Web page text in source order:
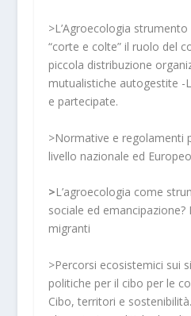
>L’Agroecologia
“corte e colte” il ruolo del
piccola distribuzione
mutualistiche autogestite -
e partecipate.
>Normative e regolamenti
livello nazionale ed Europeo
>L’agroecologia come
sociale ed emancipazione?
migranti
>Percorsi ecosistemici sui
politiche per il cibo per le
Cibo, territori e